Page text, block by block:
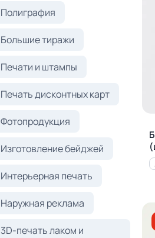
Полиграфия
Большие тиражи
Печати и штампы
Печать дисконтных карт
Фотопродукция
Изготовление бейджей
Интерьерная печать
Наружная реклама
3D-печать лаком и